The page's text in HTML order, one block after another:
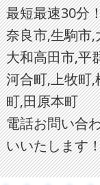
最短最速30分
奈良市,生駒市
大和高田市,平
河合町,上牧町
町,田原本町
電話お問い合
いいたします